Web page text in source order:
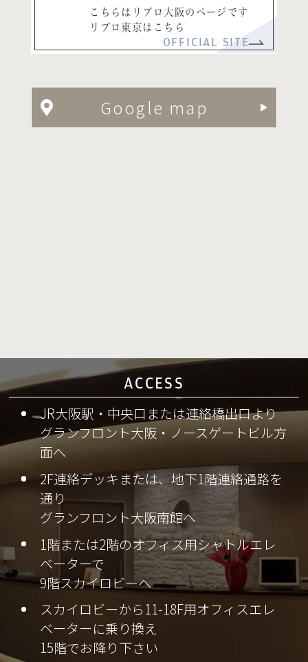
こちらはリプロ大阪のページです
リプロ東京はこちら
OFFICIAL SITE
Google map
ACCESS
JR大阪駅・中央口または連絡橋出口より
グランフロント大阪・ノースゲートビル方
面へ
2F連絡デッキまたは、地下1階連絡通路を
通り
グランフロント大阪南館へ
1階または2階のオフィス用シャトルエレ
ベーターで
9階スカイロビーへ
スカイロビーから11-18F用オフィスエレ
ベーターに乗り換え
15階でお降り下さい